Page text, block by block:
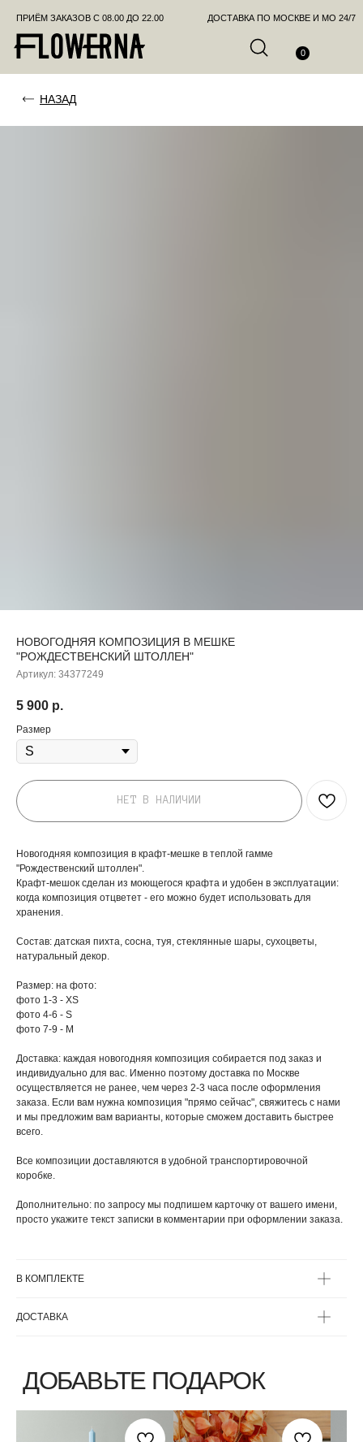
ПРИЁМ ЗАКАЗОВ С 08.00 ДО 22.00
НОВОГОДНЯЯ КОМПОЗИЦИЯ В МЕШКЕ
"РОЖДЕСТВЕНСКИЙ ШТОЛЛЕН"
Артикул: 34377249
5 900 р.
Размер
НЕТ В НАЛИЧИИ
Новогодняя композиция в крафт-мешке в теплой гамме
"Рождественский штоллен".
Крафт-мешок сделан из моющегося крафта и удобен в эксплуатации:
когда композиция отцветет - его можно будет использовать для
хранения.
Состав: датская пихта, сосна, туя, стеклянные шары, сухоцветы,
натуральный декор.
Размер: на фото:
фото 1-3 - XS
фото 4-6 - S
фото 7-9 - M
Доставка: каждая новогодняя композиция собирается под заказ и
индивидуально для вас. Именно поэтому доставка по Москве
осуществляется не ранее, чем через 2-3 часа после оформления
заказа. Если вам нужна композиция "прямо сейчас", свяжитесь с нами
и мы предложим вам варианты, которые сможем доставить быстрее
всего.
Все композиции доставляются в удобной транспортировочной
коробке.
Дополнительно: по запросу мы подпишем карточку от вашего имени,
просто укажите текст записки в комментарии при оформлении заказа.
В КОМПЛЕКТЕ
ДОСТАВКА
ДОБАВЬТЕ ПОДАРОК